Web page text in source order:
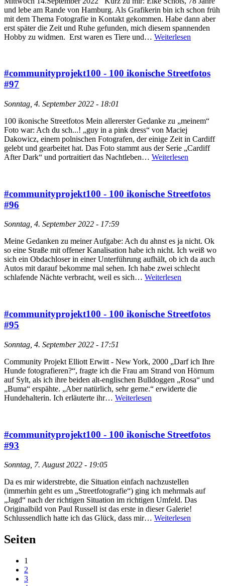
und lebe am Rande von Hamburg. Als Grafikerin bin ich schon früh
mit dem Thema Fotografie in Kontakt gekommen. Habe dann aber
erst später die Zeit und Ruhe gefunden, mich diesem spannenden
Hobby zu widmen. Erst waren es Tiere und… Weiterlesen
#communityprojekt100 - 100 ikonische Streetfotos
#97
Sonntag, 4. September 2022 - 18:01
100 ikonische Streetfotos Mein allererster Gedanke zu „meinem“
Foto war: Ach du sch...! „guy in a pink dress“ von Maciej
Dakowicz, einem polnischen Fotografen, der einige Zeit in Cardiff
gelebt und gearbeitet hat. Das Foto stammt aus der Serie „Cardiff
After Dark“ und portraitiert das Nachtleben… Weiterlesen
#communityprojekt100 - 100 ikonische Streetfotos
#96
Sonntag, 4. September 2022 - 17:59
Meine Gedanken zu meiner Aufgabe: Ach du ahnst es ja nicht. Ok
so eine Straße mit offener Kanalisation habe ich nicht. Ich weiß wo
sich ein Obdachloser in einer Unterführung aufhält, ob ich da auch
Autos mit darauf bekomme mal sehen. Ich habe zwei schlecht
schlafende Nächte verbracht, weil es sich… Weiterlesen
#communityprojekt100 - 100 ikonische Streetfotos
#95
Sonntag, 4. September 2022 - 17:51
Community Projekt Elliott Erwitt - New York, 2000 „Darf ich Ihre
Hunde fotografieren?“, fragte ich die Frau am Strand von Hörnum
auf Sylt, als ich ihre beiden alt-englischen Bulldoggen „Rosa“ und
„Buma“ erspähte. „Aber natürlich, sehr gerne.“ erwiderte die
Hundehalterin. Ich erläuterte ihr… Weiterlesen
#communityprojekt100 - 100 ikonische Streetfotos
#93
Sonntag, 7. August 2022 - 19:05
Da es mir widerstrebte, die Situation einfach nachzustellen
(immerhin geht es um „Streetfotografie“) ging ich mehrmals auf
„Jagd“ nach der richtigen Situation im richtigen Umfeld. Das
Originalbild von Paul Russell ist das erste in dieser Galerie!
Schlussendlich hatte ich das Glück, dass mir… Weiterlesen
Seiten
1
2
3